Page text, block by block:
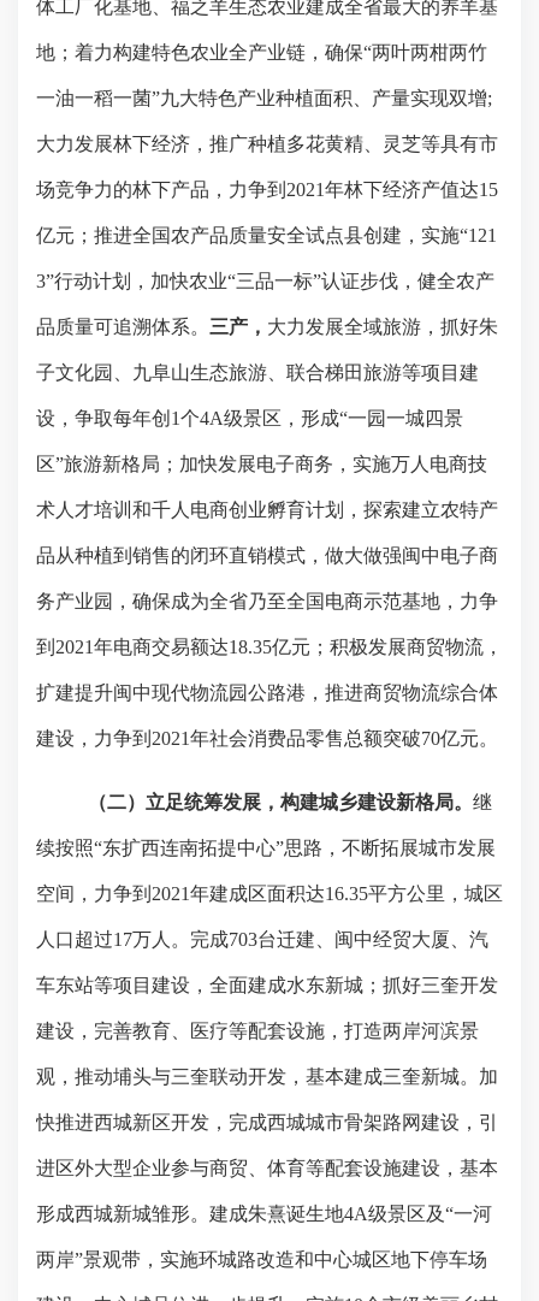
体工厂化基地、福之羊生态农业建成全省最大的养羊基
地；着力构建特色农业全产业链，确保“两叶两柑两竹
一油一稻一菌”九大特色产业种植面积、产量实现双增;
大力发展林下经济，推广种植多花黄精、灵芝等具有市
场竞争力的林下产品，力争到 2021年林下经济产值达15
亿元；推进全国农产品质量安全试点县创建，实施“121
3”行动计划，加快农业“三品一标”认证步伐，健全农产
品质量可追溯体系。 三产， 大力发展全域旅游，抓好朱
子文化园、九阜山生态旅游、联合梯田旅游等项目建
设，争取每年创 1个4A级景区，形成“一园一城四景
区”旅游新格局；加快发展电子商务，实施万人电商技
术人才培训和千人电商创业孵育计划，探索建立农特产
品从种植到销售的闭环直销模式，做大做强闽中电子商
务产业园，确保成为全省乃至全国电商示范基地，力争
到 2021年电商交易额达18.35亿元；积极发展商贸物流，
扩建提升闽中现代物流园公路港，推进商贸物流综合体
建设，力争到 2021年社会消费品零售总额突破70亿元。
（二）立足统筹发展，构建城乡建设新格局。 继
续按照“东扩西连南拓提中心”思路，不断拓展城市发展
空间，力争到 2021年建成区面积达16.35平方公里，城区
人口超过17万人。完成703台迁建、闽中经贸大厦、汽
车东站等项目建设，全面建成水东新城；抓好三奎开发
建设，完善教育、医疗等配套设施，打造两岸河滨景
观，推动埔头与三奎联动开发，基本建成三奎新城。加
快推进西城新区开发，完成西城城市骨架路网建设，引
进区外大型企业参与商贸、体育等配套设施建设，基本
形成西城新城雏形。建成朱熹诞生地4A级景区及“一河
两岸”景观带，实施环城路改造和中心城区地下停车场